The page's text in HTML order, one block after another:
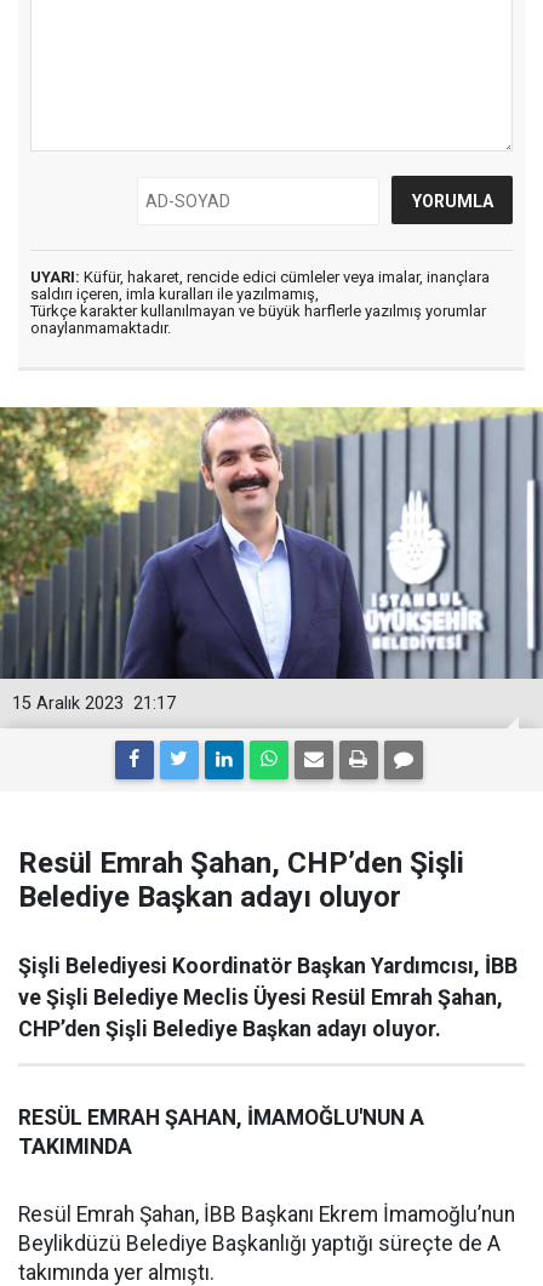
UYARI: Küfür, hakaret, rencide edici cümleler veya imalar, inançlara
saldırı içeren, imla kuralları ile yazılmamış,
Türkçe karakter kullanılmayan ve büyük harflerle yazılmış yorumlar
onaylanmamaktadır.
21:17
15 Aralık 2023
Resül Emrah Şahan, CHP’den Şişli
Belediye Başkan adayı oluyor
Şişli Belediyesi Koordinatör Başkan Yardımcısı, İBB
ve Şişli Belediye Meclis Üyesi Resül Emrah Şahan,
CHP’den Şişli Belediye Başkan adayı oluyor.
RESÜL EMRAH ŞAHAN, İMAMOĞLU'NUN A
TAKIMINDA
Resül Emrah Şahan, İBB Başkanı Ekrem İmamoğlu’nun
Beylikdüzü Belediye Başkanlığı yaptığı süreçte de A
takımında yer almıştı.